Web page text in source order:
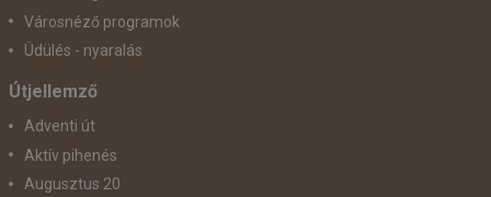
Városnéző programok
Üdülés - nyaralás
Útjellemző
Adventi út
Aktív pihenés
Augusztus 20